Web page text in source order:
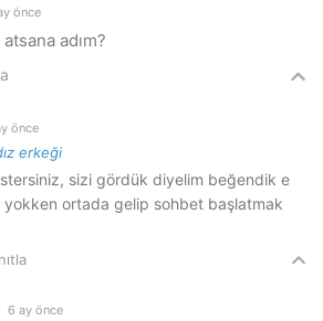
önce
adım?
önce
erkeği
istersiniz, sizi gördük diyelim beğendik e
yokken ortada gelip sohbet başlatmak
6 ay önce